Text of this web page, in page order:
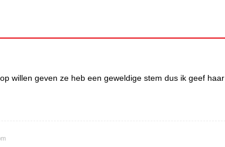
willen geven ze heb een geweldige stem dus ik geef haar